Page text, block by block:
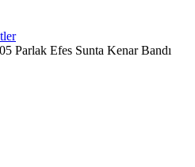
Parlak Efes Sunta Kenar Bandı